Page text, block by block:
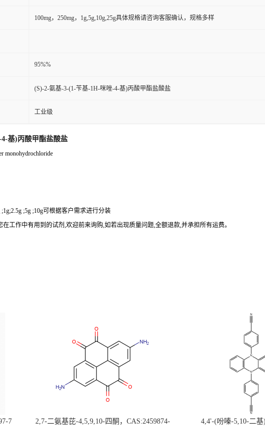
100mg，250mg，1g,5g,10g,25g具体规格请咨询客服确认，规格多样
95%%
(S)-2-氨基-3-(1-苄基-1H-咪唑-4-基)丙酸甲酯盐酸盐
工业级
基)丙酸甲酯盐酸盐
monohydrochloride
;5g ;10g可根据客户需求进行分装
在工作中有用到的试剂 ,欢迎前来询购,如若出现质量问题,全额退款,并承担所有运费。
7
2,7-二氨基芘-4,5,9,10-四酮，CAS:2459874-
4,4'-(吩嗪-5,10-二基